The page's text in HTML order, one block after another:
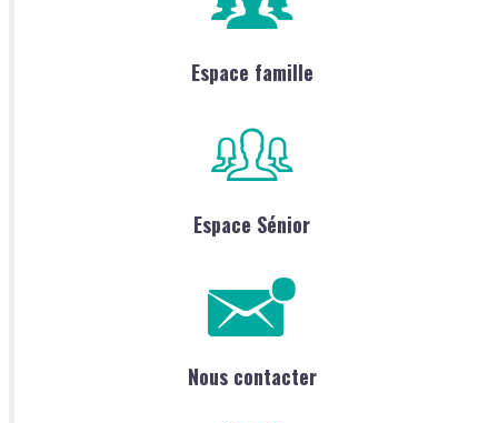
Espace famille
Espace Sénior
Nous contacter